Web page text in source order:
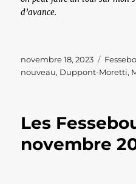
d’avance.
Publié
le
novembre 18, 2023
nouveau, Duppont-Moretti,
Les
novembre